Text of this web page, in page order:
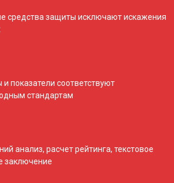
средства защиты исключают искажения
и показатели соответствуют
стандартам
анализ, расчет рейтинга, текстовое
заключение